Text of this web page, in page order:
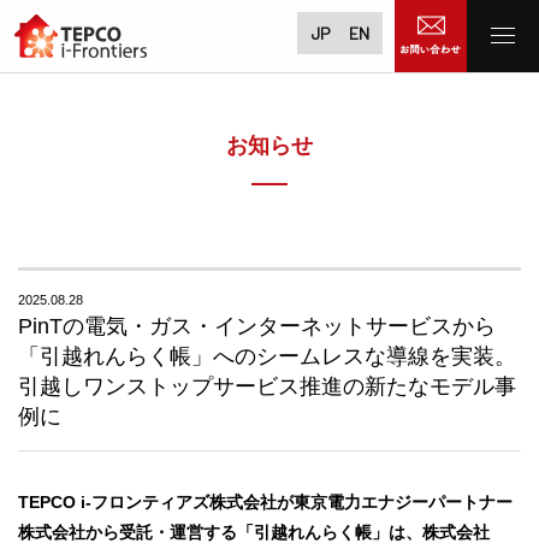
JP EN
お知らせ
2025.08.28
PinTの電気・ガス・インターネットサービスから
「引越れんらく帳」へのシームレスな導線を実装。
引越しワンストップサービス推進の新たなモデル事
例に
TEPCO i-フロンティアズ株式会社が東京電力エナジーパートナー
株式会社から受託・運営する「引越れんらく帳」は、株式会社